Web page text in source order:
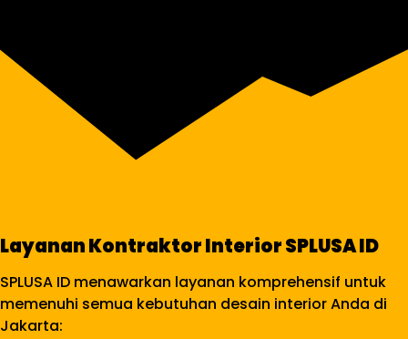
Layanan Kontraktor Interior SPLUSA ID
SPLUSA ID menawarkan layanan komprehensif untuk
memenuhi semua kebutuhan desain interior Anda di
Jakarta: